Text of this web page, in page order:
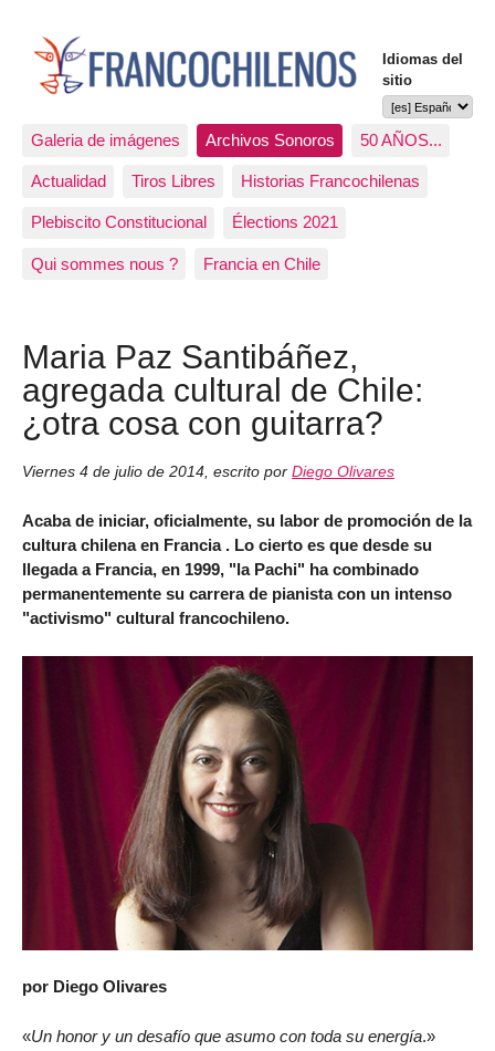
Idiomas del
sitio
Galeria de imágenes Archivos Sonoros 50 AÑOS...
Actualidad Tiros Libres Historias Francochilenas
Plebiscito Constitucional Élections 2021
Qui sommes nous ? Francia en Chile
Maria Paz Santibáñez,
agregada cultural de Chile:
¿otra cosa con guitarra?
Viernes 4 de julio de 2014, escrito por Diego Olivares
Acaba de iniciar, oficialmente, su labor de promoción de la
cultura chilena en Francia . Lo cierto es que desde su
llegada a Francia, en 1999, "la Pachi" ha combinado
permanentemente su carrera de pianista con un intenso
"activismo" cultural francochileno.
por Diego Olivares
«Un honor y un desafío que asumo con toda su energía.»